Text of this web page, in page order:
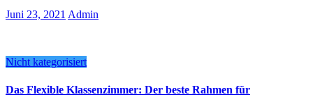
Juni 23, 2021 Admin
Nicht kategorisiert
Das Flexible Klassenzimmer: Der beste Rahmen für